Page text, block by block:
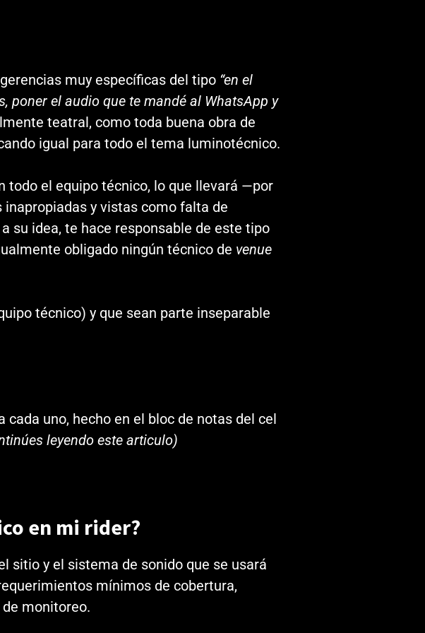
muy específicas del tipo “en el
poner el audio que te mandé al WhatsApp y
teatral, como toda buena obra de
igual para todo el tema luminotécnico.
todo el equipo técnico, lo que llevará —por
y vistas como falta de
su idea, te hace responsable de este tipo
obligado ningún técnico de venue
técnico) y que sean parte inseparable
cada uno, hecho en el bloc de notas del cel
leyendo este articulo)
en mi rider?
sitio y el sistema de sonido que se usará
mínimos de cobertura,
monitoreo.